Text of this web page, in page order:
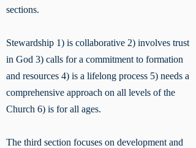
sections.
Stewardship 1) is collaborative 2) involves trust
in God 3) calls for a commitment to formation
and resources 4) is a lifelong process 5) needs a
comprehensive approach on all levels of the
Church 6) is for all ages.
The third section focuses on development and